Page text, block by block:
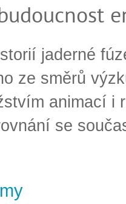
jaderné
ze směrů
animací i
se